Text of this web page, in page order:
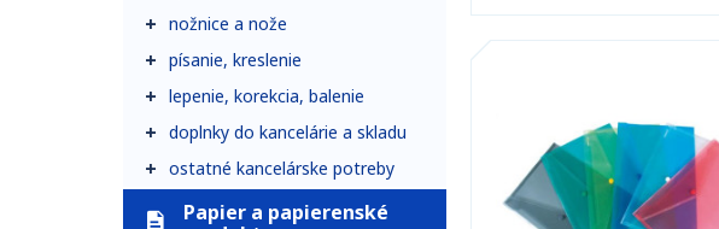
nožnice a nože
písanie, kreslenie
lepenie, korekcia, balenie
doplnky do kancelárie a skladu
ostatné kancelárske potreby
Papier a papierenské